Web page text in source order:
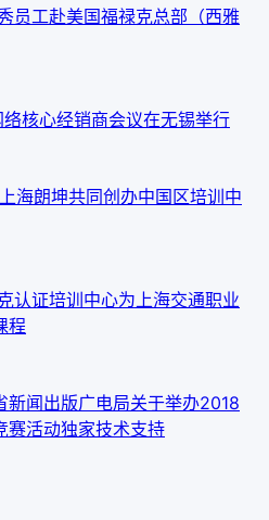
员工赴美国福禄克总部（西雅
核心经销商会议在无锡举行
海朗坤共同创办中国区培训中
认证培训中心为上海交通职业
程
新闻出版广电局关于举办2018
赛活动独家技术支持